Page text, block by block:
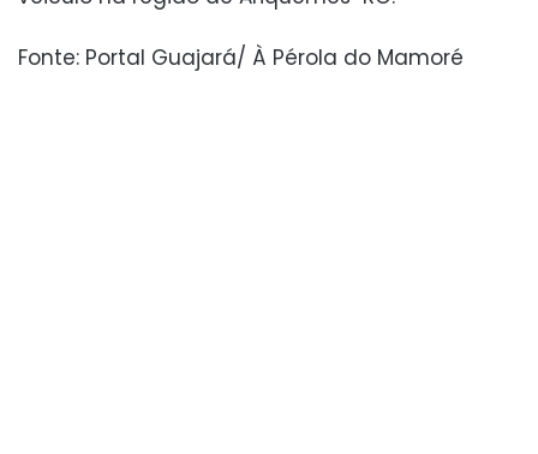
Fonte: Portal Guajará/ À Pérola do Mamoré